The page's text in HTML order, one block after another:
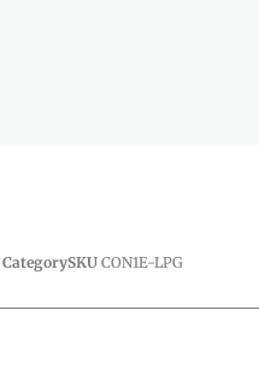
SKUCON1E-LPG
Category